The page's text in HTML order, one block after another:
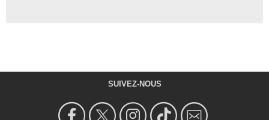
SUIVEZ-NOUS